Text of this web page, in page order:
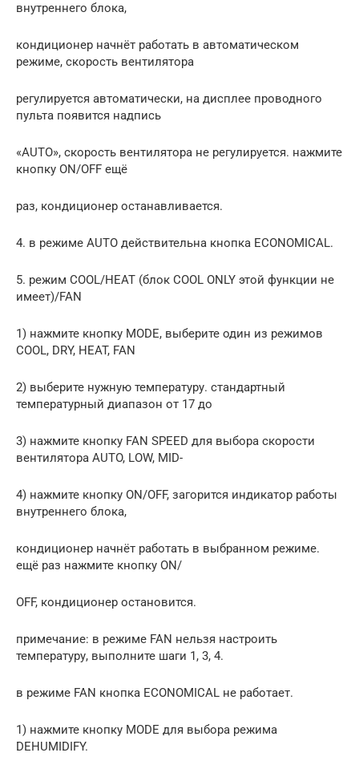
внутреннего блока,
кондиционер начнёт работать в автоматическом
режиме, скорость вентилятора
регулируется автоматически, на дисплее проводного
пульта появится надпись
«AUTO», скорость вентилятора не регулируется. нажмите
кнопку ON/OFF ещё
раз, кондиционер останавливается.
4. в режиме AUTO действительна кнопка ECONOMICAL.
5. режим COOL/HEAT (блок COOL ONLY этой функции не
имеет)/FAN
1) нажмите кнопку MODE, выберите один из режимов
COOL, DRY, HEAT, FAN
2) выберите нужную температуру. стандартный
температурный диапазон от 17 до
3) нажмите кнопку FAN SPEED для выбора скорости
вентилятора AUTO, LOW, MID-
4) нажмите кнопку ON/OFF, загорится индикатор работы
внутреннего блока,
кондиционер начнёт работать в выбранном режиме.
ещё раз нажмите кнопку ON/
OFF, кондиционер остановится.
примечание: в режиме FAN нельзя настроить
температуру, выполните шаги 1, 3, 4.
в режиме FAN кнопка ECONOMICAL не работает.
1) нажмите кнопку MODE для выбора режима
DEHUMIDIFY.